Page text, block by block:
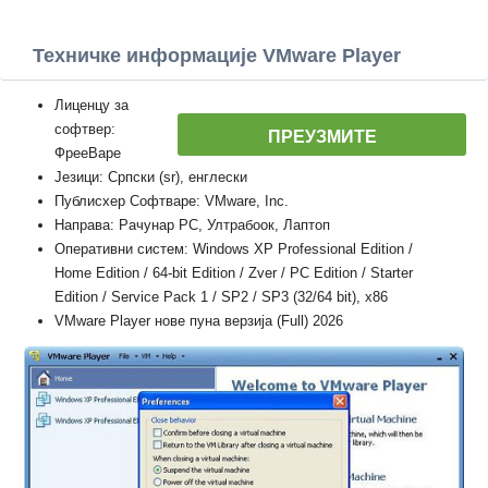
Техничке информације VMware Player
ПРЕУЗМИТЕ
Лиценцу за
софтвер:
ФрееВаре
Језици: Српски (sr), енглески
Публисхер Софтваре: VMware, Inc.
Направа: Рачунар PC, Ултрабоок, Лаптоп
Оперативни систем: Windows XP Professional Edition /
Home Edition / 64-bit Edition / Zver / PC Edition / Starter
Edition / Service Pack 1 / SP2 / SP3 (32/64 bit), x86
VMware Player нове пуна верзија (Full) 2026